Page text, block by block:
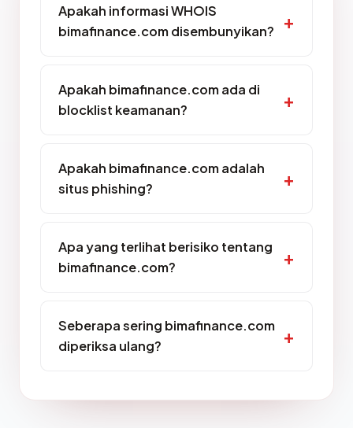
Apakah informasi WHOIS
bimafinance.com disembunyikan?
Apakah bimafinance.com ada di
blocklist keamanan?
Apakah bimafinance.com adalah
situs phishing?
Apa yang terlihat berisiko tentang
bimafinance.com?
Seberapa sering bimafinance.com
diperiksa ulang?